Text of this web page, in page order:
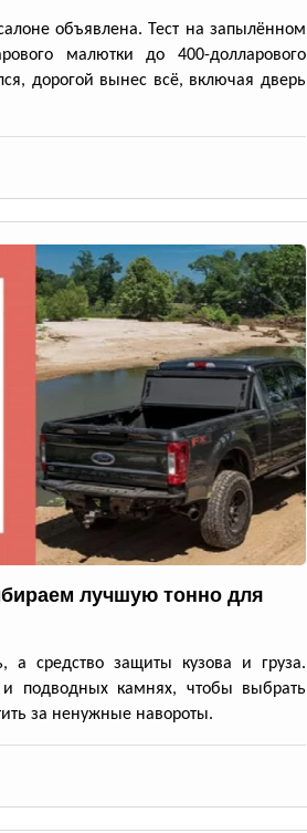
объявлена. Тест на запылённом
малютки до 400-долларового
дорогой вынес всё, включая дверь
лучшую тонно для
средство защиты кузова и груза.
подводных камнях, чтобы выбрать
за ненужные навороты.